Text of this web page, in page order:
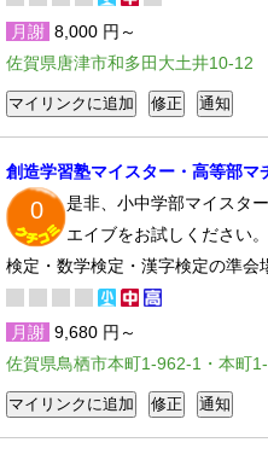
月謝 8,000 円～
佐賀県唐津市和多田大土井10-12
創造学習塾マイスター・高等部マ
0
是非、小中学部マイスタ
エイブをお試しください
検定・数学検定・漢字検定の準会
月謝 9,680 円～
佐賀県鳥栖市本町1-962-1・本町